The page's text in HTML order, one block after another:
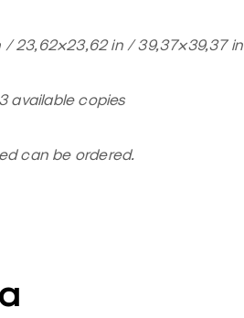
/ 23,62×23,62 in / 39,37×39,37 in
available copies
can be ordered.